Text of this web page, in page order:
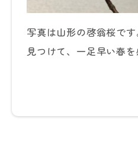
写真は山形の啓翁桜で
見つけて、一足早い春を